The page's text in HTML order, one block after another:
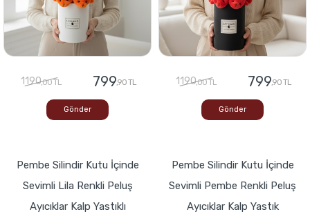
1190,00 TL 799,90 TL
Gönder
1190,00 TL 799,90 TL
Gönder
Pembe Silindir Kutu İçinde
Sevimli Lila Renkli Peluş
Ayıcıklar Kalp Yastıklı
Pembe Silindir Kutu İçinde
Sevimli Pembe Renkli Peluş
Ayıcıklar Kalp Yastık